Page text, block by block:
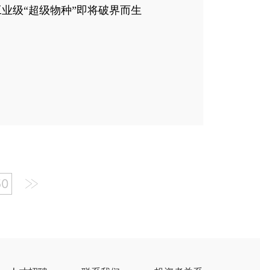
级“超级物种”即将破界而生